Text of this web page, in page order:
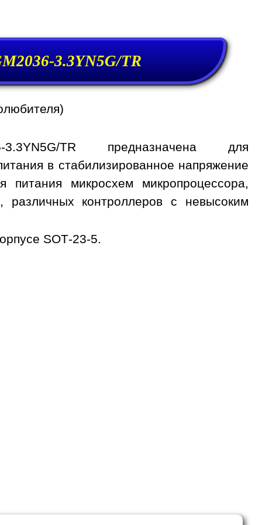
3.3YN5G/TR
3.3YN5G/TR предназначена для
в стабилизированное напряжение
микросхем микропроцессора,
контроллеров с невысоким
SOT-23-5.